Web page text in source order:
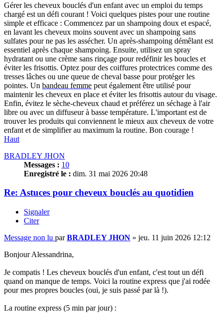
Gérer les cheveux bouclés d'un enfant avec un emploi du temps
chargé est un défi courant ! Voici quelques pistes pour une routine
simple et efficace : Commencez par un shampoing doux et espacé,
en lavant les cheveux moins souvent avec un shampoing sans
sulfates pour ne pas les assécher. Un après-shampoing démêlant est
essentiel après chaque shampoing. Ensuite, utilisez un spray
hydratant ou une crème sans rinçage pour redéfinir les boucles et
éviter les frisottis. Optez pour des coiffures protectrices comme des
tresses lâches ou une queue de cheval basse pour protéger les
pointes. Un bandeau femme peut également être utilisé pour
maintenir les cheveux en place et éviter les frisottis autour du visage.
Enfin, évitez le sèche-cheveux chaud et préférez un séchage à l'air
libre ou avec un diffuseur à basse température. L'important est de
trouver les produits qui conviennent le mieux aux cheveux de votre
enfant et de simplifier au maximum la routine. Bon courage !
Haut
BRADLEY JHON
Messages : 10
Enregistré le : dim. 31 mai 2026 20:48
Re: Astuces pour cheveux bouclés au quotidien
Signaler
Citer
Message non lu parBRADLEY JHON » jeu. 11 juin 2026 12:12
Bonjour Alessandrina,
Je compatis ! Les cheveux bouclés d'un enfant, c'est tout un défi
quand on manque de temps. Voici la routine express que j'ai rodée
pour mes propres boucles (oui, je suis passé par là !).
La routine express (5 min par jour) :